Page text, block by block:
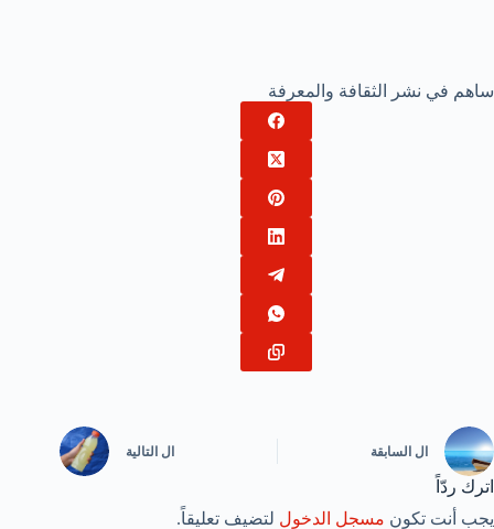
ساهم في نشر الثقافة والمعرفة
ال السابقة ال التالية
اترك ردّاً
يجب أنت تكون مسجل الدخول لتضيف تعليقاً.